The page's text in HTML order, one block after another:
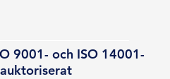
9001- och ISO 14001-